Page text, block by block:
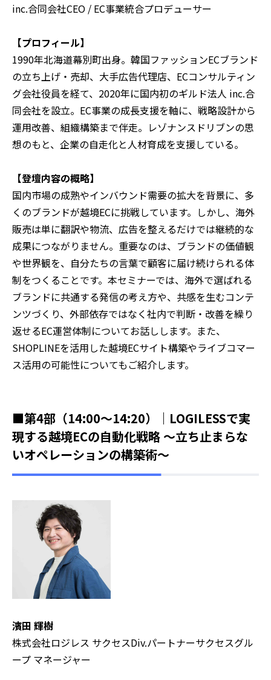
inc.合同会社CEO / EC事業統合プロデューサー
【プロフィール】
1990年北海道幕別町出身。韓国ファッションECブランド
の立ち上げ・売却、大手広告代理店、ECコンサルティン
グ会社役員を経て、2020年に国内初のギルド法人 inc.合
同会社を設立。EC事業の成長支援を軸に、戦略設計から
運用改善、組織構築まで伴走。レゾナンスドリブンの思
想のもと、企業の自走化と人材育成を支援している。
【登壇内容の概略】
国内市場の成熟やインバウンド需要の拡大を背景に、多
くのブランドが越境ECに挑戦しています。しかし、海外
販売は単に翻訳や物流、広告を整えるだけでは継続的な
成果につながりません。重要なのは、ブランドの価値観
や世界観を、自分たちの言葉で顧客に届け続けられる体
制をつくることです。本セミナーでは、海外で選ばれる
ブランドに共通する発信の考え方や、共感を生むコンテ
ンツづくり、外部依存ではなく社内で判断・改善を繰り
返せるEC運営体制についてお話しします。また、
SHOPLINEを活用した越境ECサイト構築やライブコマー
ス活用の可能性についてもご紹介します。
■第4部（14:00～14:20）｜LOGILESSで実
現する越境ECの自動化戦略 〜立ち止まらな
いオペレーションの構築術〜
濱田 輝樹
株式会社ロジレス サクセスDiv.パートナーサクセスグル
ープ マネージャー